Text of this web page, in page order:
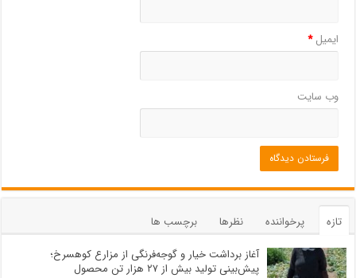
ایمیل*
وب‌ سایت
تازه پرخواننده نظرها
برچسب ها
آغاز برداشت خیار و گوجه‌فرنگی از مزارع کوهسرخ؛
پیش‌بینی تولید بیش از ۲۷ هزار تن محصول